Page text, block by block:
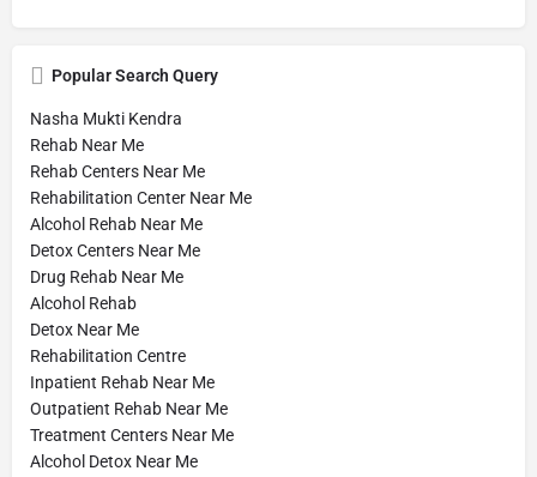
Popular Search Query
Nasha Mukti Kendra
Rehab Near Me
Rehab Centers Near Me
Rehabilitation Center Near Me
Alcohol Rehab Near Me
Detox Centers Near Me
Drug Rehab Near Me
Alcohol Rehab
Detox Near Me
Rehabilitation Centre
Inpatient Rehab Near Me
Outpatient Rehab Near Me
Treatment Centers Near Me
Alcohol Detox Near Me